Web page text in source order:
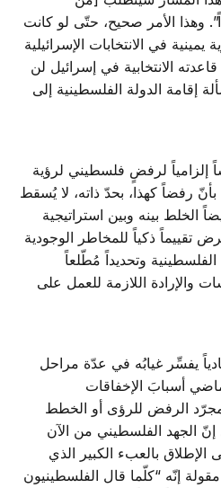
وهذا الأمر صحيح، حتّى لو كانت
يمينية في الانتخابات الإسرائيلية
الانتخابية في إسرائيل لن
إقامة الدولة الفلسطينية إلى
إلزامياً لرفضٍ فلسطيني لرؤية
رفضاً كهذا، بحدّ ذاته، لا يُسقط
الخلط بينه وبين استراتيجية
تقييماً ذكياً للمخاطر الوجودية
الفلسطينية وتحديداً مُطّلعاً
والإرادة اللازمة للعمل على
يفسِّر غيابُه في عدّة مراحل
أسبابَ الإخفاقات
الرفض للرؤى أو الخطط
إنّ الجهد الفلسطيني من الآن
الإطلاق بالعبء الكبير الذي
إنّه “كلّما قال الفلسطينيون